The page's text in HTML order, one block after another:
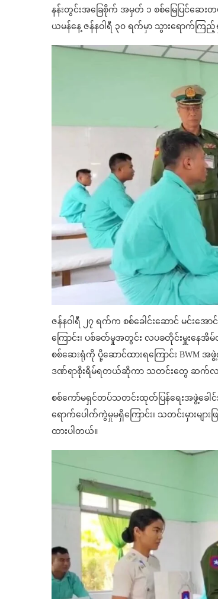
နန်းတွင်းအခြေစိုက် အမှတ် ၁ စစ်မြေပြင်ဆ
ယမန်နေ့ ဇန်နဝါရီ ၃၀ ရက်မှာ သွားရောက်က
ဇန်နဝါရီ ၂၇ ရက်က စစ်ခေါင်းဆောင် မင်းအ
ကြောင်း၊ ပစ်ခတ်မှုအတွင်း လပခတိုင်းမှူးနေအိ
စစ်ဆေးရုံကို ပို့ဆောင်ထားရကြောင်း BWM
ဒဏ်ရာစိုးရိမ်ရတယ်ဆိုကာ သတင်းတွေ ဆက်လ
စစ်ကော်မရှင်တပ်သတင်းထုတ်ပြန်ရေးအဖွဲ့ခေါ
ရောက်ပေါက်ကွဲမှုမရှိကြောင်း၊ သတင်းမှားမျ
ထားပါတယ်။